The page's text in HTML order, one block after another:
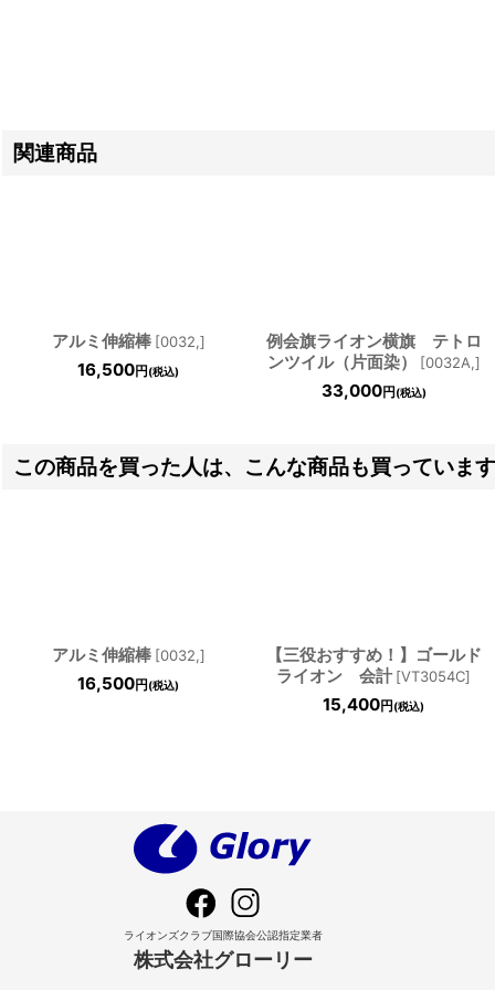
関連商品
アルミ伸縮棒 [0032,]
16,500円 (税込)
例会旗ライオン横旗 テトロ
ンツイル（片面染）
[0032A,]
33,000円 (税込)
この商品を買った人は、こんな商品も買っています
アルミ伸縮棒 [0032,]
16,500円 (税込)
【三役おすすめ！】ゴールド
ライオン 会計 [VT3054C]
15,400円 (税込)
ライオンズクラブ国際協会公認指定業者
株式会社グローリー